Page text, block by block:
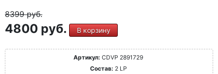
8399руб.
4800 руб. В корзину
Артикул: CDVP 2891729
Состав: 2 LP